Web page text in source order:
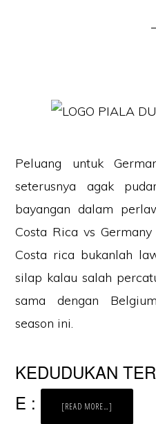
Peluang untuk
seterusnya agak
bayangan dalam
Costa Rica vs
Costa rica bukanlah
silap kalau salah
sama dengan
season ini.
KEDUDUKAN
E :
[READ MORE…]